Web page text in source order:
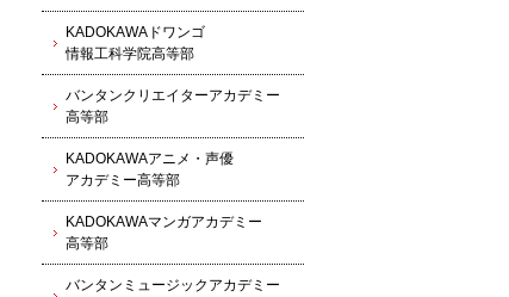
KADOKAWAドワンゴ
情報工科学院高等部
バンタンクリエイターアカデミー
高等部
KADOKAWAアニメ・声優
アカデミー高等部
KADOKAWAマンガアカデミー
高等部
バンタンミュージックアカデミー